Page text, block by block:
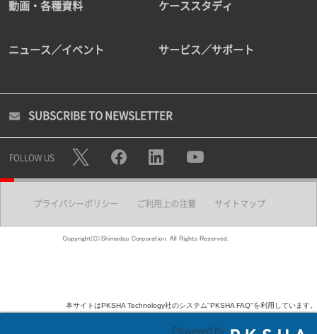
動画・各種資料 ケーススタディ
ニュース／イベント サービス／サポート
SUBSCRIBE TO NEWSLETTER
FOLLOW US
プライバシーポリシー ご利用上の注意 サイトマップ
本サイトはPKSHA Technology社のシステム"PKSHA FAQ"を利用しています。
Powered by